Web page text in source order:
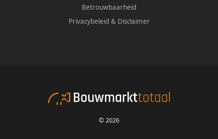
Betrouwbaarheid
Privacybeleid & Disclaimer
© 2026